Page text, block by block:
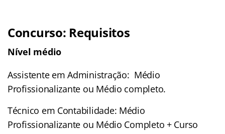
Concurso: Requisitos
Nível médio
Assistente em Administração: Médio
Profissionalizante ou Médio completo.
Técnico em Contabilidade: Médio
Profissionalizante ou Médio Completo + Curso